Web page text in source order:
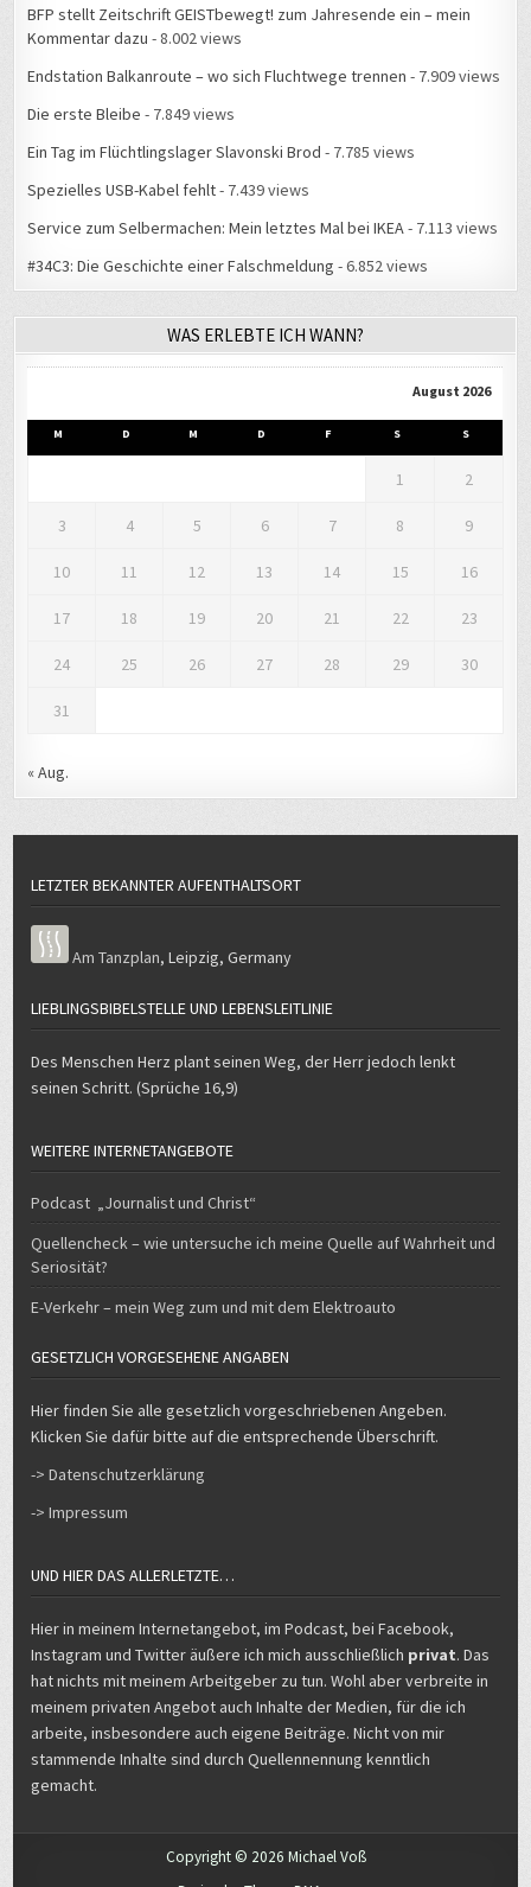
BFP stellt Zeitschrift GEISTbewegt! zum Jahresende ein – mein
Kommentar dazu - 8.002 views
Endstation Balkanroute – wo sich Fluchtwege trennen - 7.909 views
Die erste Bleibe - 7.849 views
Ein Tag im Flüchtlingslager Slavonski Brod - 7.785 views
Spezielles USB-Kabel fehlt- 7.439 views
Service zum Selbermachen: Mein letztes Mal bei IKEA- 7.113 views
#34C3: Die Geschichte einer Falschmeldung - 6.852 views
WAS ERLEBTE ICH WANN?
August 2026
M D M D F S S
1 2
3 4 5 6 7 8 9
10 11 12 13 14 15 16
17 18 19 20 21 22 23
24 25 26 27 28 29 30
31
« Aug.
LETZTER BEKANNTER AUFENTHALTSORT
Am Tanzplan,Leipzig,Germany
LIEBLINGSBIBELSTELLE UND LEBENSLEITLINIE
Des Menschen Herz plant seinen Weg, der Herr jedoch lenkt
seinen Schritt. (Sprüche 16,9)
WEITERE INTERNETANGEBOTE
Podcast „Journalist und Christ“
Quellencheck – wie untersuche ich meine Quelle auf Wahrheit und
Seriosität?
E-Verkehr – mein Weg zum und mit dem Elektroauto
GESETZLICH VORGESEHENE ANGABEN
Hier finden Sie alle gesetzlich vorgeschriebenen Angeben.
Klicken Sie dafür bitte auf die entsprechende Überschrift.
-> Datenschutzerklärung
-> Impressum
UND HIER DAS ALLERLETZTE…
Hier in meinem Internetangebot, im Podcast, bei Facebook,
Instagram und Twitter äußere ich mich ausschließlich privat. Das
hat nichts mit meinem Arbeitgeber zu tun. Wohl aber verbreite in
meinem privaten Angebot auch Inhalte der Medien, für die ich
arbeite, insbesondere auch eigene Beiträge. Nicht von mir
stammende Inhalte sind durch Quellennennung kenntlich
gemacht.
Copyright © 2026 Michael Voß